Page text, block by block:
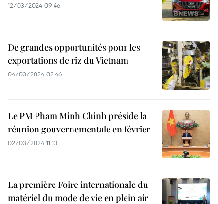
12/03/2024 09:46
De grandes opportunités pour les
exportations de riz du Vietnam
04/03/2024 02:46
Le PM Pham Minh Chinh préside la
réunion gouvernementale en février
02/03/2024 11:10
La première Foire internationale du
matériel du mode de vie en plein air